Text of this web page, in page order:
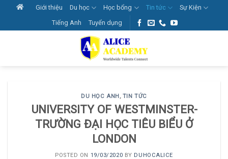
content
Giới thiệu Du học Học bổng Tin tức
Sự Kiện
Tiếng Anh
Tuyển dụng
DU HỌC ANH, TIN TỨC
UNIVERSITY OF WESTMINSTER-
TRƯỜNG ĐẠI HỌC TIÊU BIỂU Ở
LONDON
POSTED ON 19/03/2020 BY DUHOCALICE